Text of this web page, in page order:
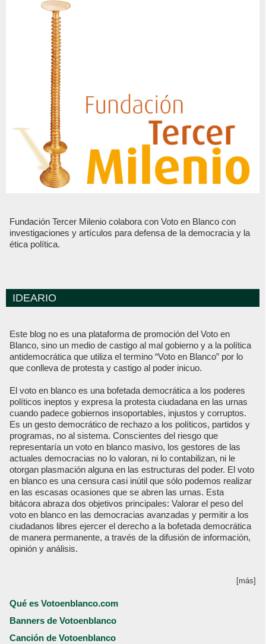
Fundación Tercer Milenio colabora con Voto en Blanco con
investigaciones y artículos para defensa de la democracia y la
ética política.
IDEARIO
Este blog no es una plataforma de promoción del Voto en
Blanco, sino un medio de castigo al mal gobierno y a la política
antidemocrática que utiliza el termino “Voto en Blanco” por lo
que conlleva de protesta y castigo al poder inicuo.
El voto en blanco es una bofetada democrática a los poderes
políticos ineptos y expresa la protesta ciudadana en las urnas
cuando padece gobiernos insoportables, injustos y corruptos.
Es un gesto democrático de rechazo a los políticos, partidos y
programas, no al sistema. Conscientes del riesgo que
representaría un voto en blanco masivo, los gestores de las
actuales democracias no lo valoran, ni lo contabilizan, ni le
otorgan plasmación alguna en las estructuras del poder. El voto
en blanco es una censura casi inútil que sólo podemos realizar
en las escasas ocasiones que se abren las urnas. Esta
bitácora abraza dos objetivos principales: Valorar el peso del
voto en blanco en las democracias avanzadas y permitir a los
ciudadanos libres ejercer el derecho a la bofetada democrática
de manera permanente, a través de la difusión de información,
opinión y análisis.
[más]
Qué es Votoenblanco.com
Banners de Votoenblanco
Canción de Votoenblanco